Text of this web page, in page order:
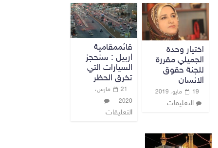
اختيار وحدة
الجميلي مقررة
للجنة حقوق
الانسان
19 مايو، 2019
التعليقات
قائممقامية
اربيل : سنحجز
السيارات التي
تخرق الحظر
21 مارس،
2020
التعليقات